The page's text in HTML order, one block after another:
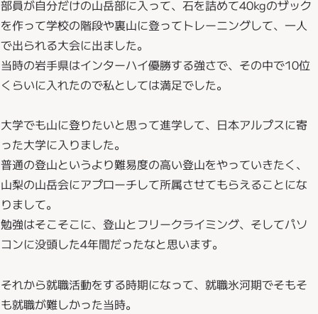
部員が自分だけの山岳部に入って、石を詰めて40kgのザック
を作って学校の階段や裏山に登ってトレーニングして、一人
で出られる大会に出ました。
当時の岩手県はインターハイ優勝する強さで、その中で10位
くらいに入れたので私としては満足でした。
大学でも山に登りたいと思って進学して、日本アルプスに寄
った大学に入りました。
普通の登山というより難易度の高い登山をやっていきたく、
山梨の山岳会にアプローチして所属させてもらえることにな
りまして。
勉強はそこそこに、登山とフリークライミング、そしてパソ
コンに没頭した4年間だったなと思います。
それから就職活動をする時期になって、就職氷河期でそもそ
も就職が難しかった当時。